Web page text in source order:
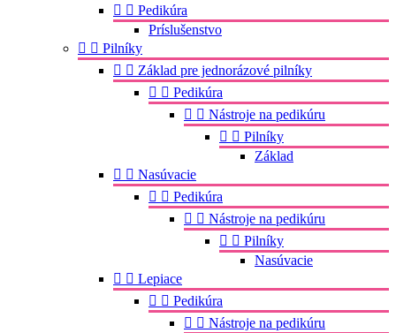
  Pedikúra
Príslušenstvo
  Pilníky
  Základ pre jednorázové pilníky
  Pedikúra
  Nástroje na pedikúru
  Pilníky
Základ
  Nasúvacie
  Pedikúra
  Nástroje na pedikúru
  Pilníky
Nasúvacie
  Lepiace
  Pedikúra
  Nástroje na pedikúru